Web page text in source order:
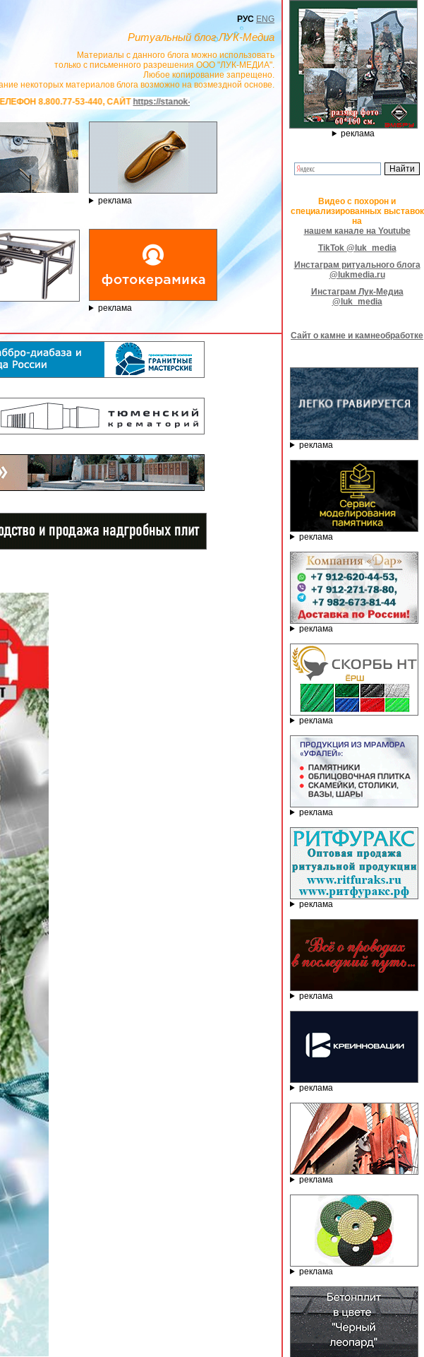
РУС ENG
Ритуальный блог ЛУК-Медиа
Материалы с данного блога можно использовать
только с письменного разрешения ООО "ЛУК-МЕДИА".
Любое копирование запрещено.
некоторых материалов блога возможно на возмездной основе.
53-440, САЙТhttps://stanok-graver.ru- РЕКЛАМОДАТЕЛЬ ИП Павленко С.В. ИНН: 233008852896.
реклама
реклама
реклама
Видео с похорон и
специализированных выставок
на
нашем канале на Youtube
TikTok @luk_media
Инстаграм ритуального блога
@lukmedia.ru
Инстаграм Лук-Медиа
@luk_media
Сайт о камне и камнеобработке
реклама
реклама
реклама
реклама
реклама
реклама
реклама
реклама
реклама
реклама